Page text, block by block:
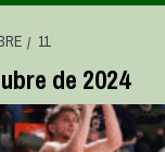
11
de 2024